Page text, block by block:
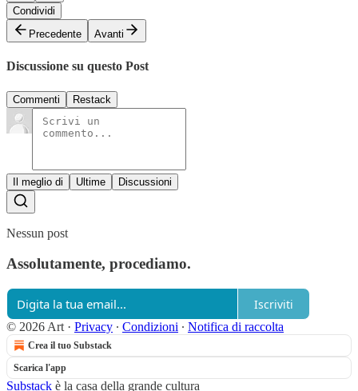
Condividi
Precedente
Avanti
Discussione su questo Post
Commenti Restack
Il meglio di Ultime Discussioni
Nessun post
Assolutamente, procediamo.
Iscriviti
© 2026 Art · Privacy ∙ Condizioni ∙ Notifica di raccolta
Crea il tuo Substack
Scarica l'app
Substack è la casa della grande cultura